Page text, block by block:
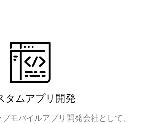
タムアプリ開発
モバイルアプリ開発会社として、